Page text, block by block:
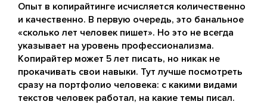
Опыт в копирайтинге исчисляется количественно
и качественно. В первую очередь, это банальное
«сколько лет человек пишет». Но это не всегда
указывает на уровень профессионализма.
Копирайтер может 5 лет писать, но никак не
прокачивать свои навыки. Тут лучше посмотреть
сразу на портфолио человека: с какими видами
текстов человек работал, на какие темы писал.